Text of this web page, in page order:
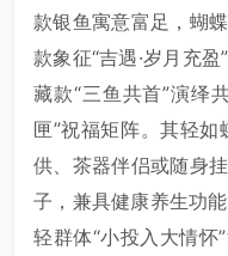
款银鱼寓意富足，蝴
款象征“吉遇·岁月充
藏款“三鱼共首”演绎
匣”祝福矩阵。其轻
供、茶器伴侣或随身
子，兼具健康养生功
轻群体“小投入大情怀